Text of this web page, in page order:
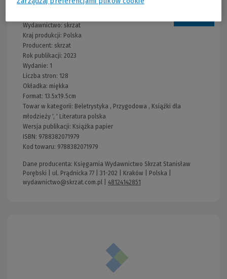
Informacje
Wydawnictwo: skrzat
Kraj produkcji: Polska
Producent: skrzat
Rok publikacji: 2023
Wydanie: 1
Liczba stron: 128
Okładka: miękka
Format: 13.5x19.5cm
Towar w kategorii: Beletrystyka , Przygodowa , Książki dla
młodzieży ', ' Literatura polska
Wersja publikacji: Książka papier
ISBN: 9788382071979
Kod towaru: 9788382071979
Dane producenta: Księgarnia Wydawnictwo Skrzat Stanisław
Porębski | ul. Prądnicka 77 | 31-202 | Kraków | Polska |
wydawnictwo@skrzat.com.pl
48124142851